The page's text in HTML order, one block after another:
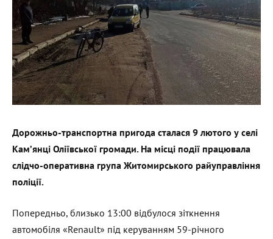
Дорожньо-транспортна пригода сталася 9 лютого у селі
Кам’янці Оліївської громади. На місці події працювала
слідчо-оперативна група Житомирського райуправління
поліції.
Попередньо, близько 13:00 відбулося зіткнення
автомобіля «Renault» під керуванням 59-річного